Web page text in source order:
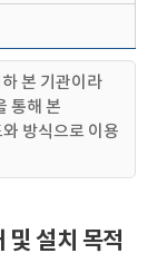
본 기관이라
통해 본
방식으로 이용
및 설치 목적